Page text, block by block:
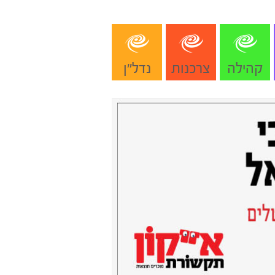
קהילה צרכנות נדל"ן